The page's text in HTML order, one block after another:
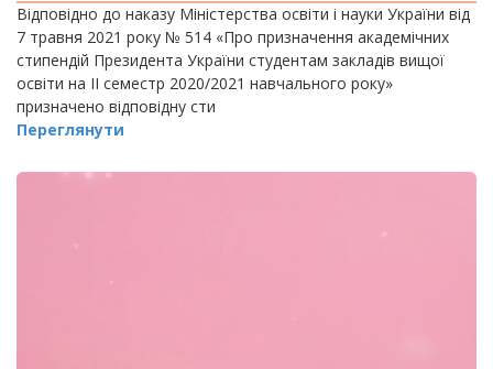
Відповідно до наказу Міністерства освіти і науки України від
7 травня 2021 року № 514 «Про призначення академічних
стипендій Президента України студентам закладів вищої
освіти на ІІ семестр 2020/2021 навчального року»
призначено відповідну сти
Переглянути